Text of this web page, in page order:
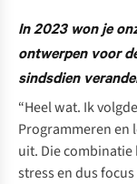
In 2023 won je
ontwerpen voor
sindsdien
“Heel wat. Ik
Programmeren en
uit. Die
stress en dus